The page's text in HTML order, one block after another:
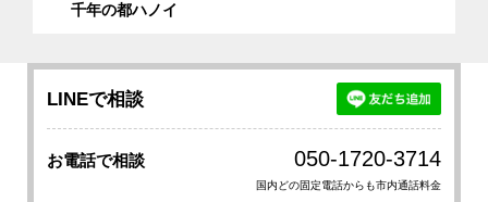
千年の都ハノイ
LINEで相談
お電話で相談 050-1720-3714
国内どの固定電話からも市内通話料金